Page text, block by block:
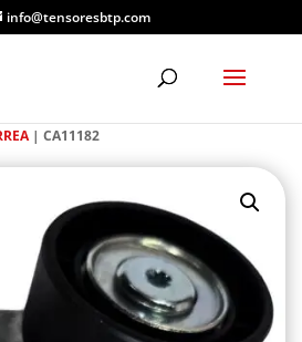
info@tensoresbtp.com
| CA11182